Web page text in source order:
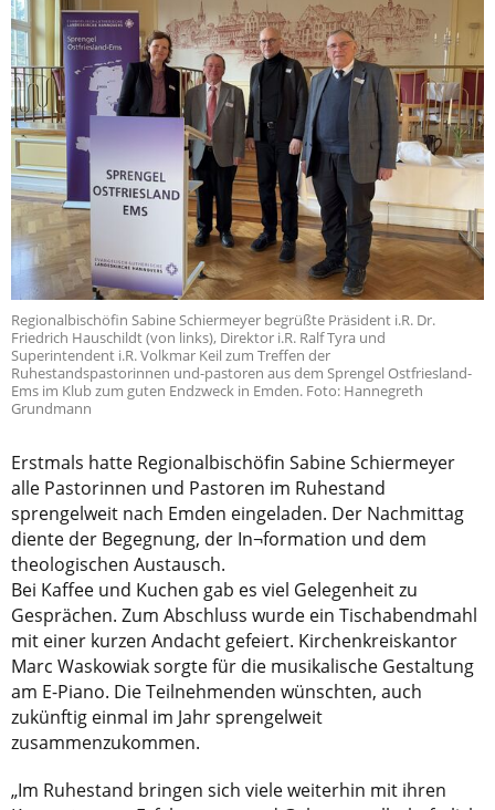
Regionalbischöfin Sabine Schiermeyer begrüßte Präsident i.R. Dr.
Friedrich Hauschildt (von links), Direktor i.R. Ralf Tyra und
Superintendent i.R. Volkmar Keil zum Treffen der
Ruhestandspastorinnen und-pastoren aus dem Sprengel Ostfriesland-
Ems im Klub zum guten Endzweck in Emden. Foto: Hannegreth
Grundmann
Erstmals hatte Regionalbischöfin Sabine Schiermeyer
alle Pastorinnen und Pastoren im Ruhestand
sprengelweit nach Emden eingeladen. Der Nachmittag
diente der Begegnung, der In¬formation und dem
theologischen Austausch.
Bei Kaffee und Kuchen gab es viel Gelegenheit zu
Gesprächen. Zum Abschluss wurde ein Tischabendmahl
mit einer kurzen Andacht gefeiert. Kirchenkreiskantor
Marc Waskowiak sorgte für die musikalische Gestaltung
am E-Piano. Die Teilnehmenden wünschten, auch
zukünftig einmal im Jahr sprengelweit
zusammenzukommen.
„Im Ruhestand bringen sich viele weiterhin mit ihren